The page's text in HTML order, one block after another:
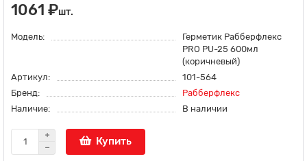
1061 ₽шт.
Модель:
Герметик Рабберфлекс
PRO PU-25 600мл
(коричневый)
Артикул:
101-564
Бренд:
Рабберфлекс
Наличие:
В наличии
Купить